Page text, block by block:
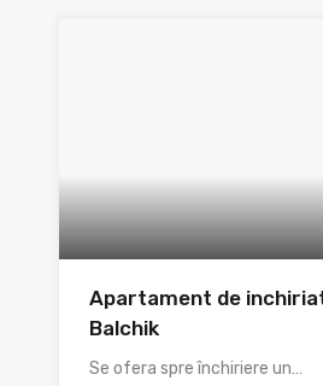
Apartament de
Balchik
Se ofera spre închiriere un…